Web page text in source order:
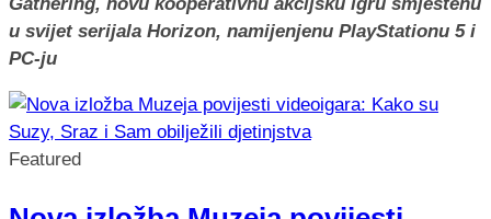
Gathering, novu kooperativnu akcijsku igru smještenu
u svijet serijala Horizon, namijenjenu PlayStationu 5 i
PC-ju
Featured